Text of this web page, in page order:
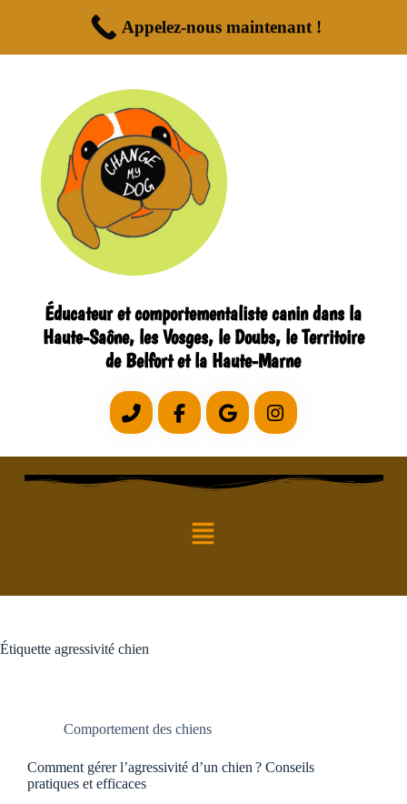
Éducateur et comportementaliste canin dans la
Haute-Saône, les Vosges, le Doubs, le Territoire
de Belfort et la Haute-Marne
Étiquette agressivité chien
Comportement des chiens
Comment gérer l’agressivité d’un chien ? Conseils
pratiques et efficaces
Appelez-nous maintenant !